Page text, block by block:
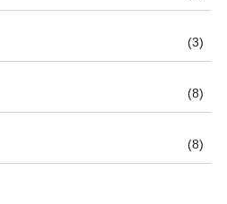
(3)
(8)
(8)